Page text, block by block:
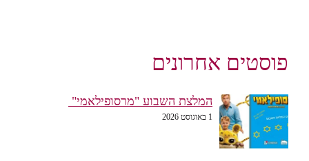
פוסטים אחרונים
המלצת השבוע "מרסופילאמי"
1 באוגוסט 2026